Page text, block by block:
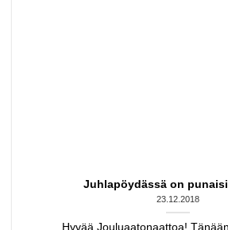
Juhlapöydässä on
23.12.2018
Hyvää Jouluaatonaattoa!